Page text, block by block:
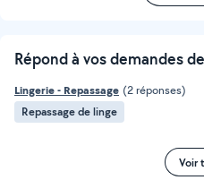
Répond à vos demandes de
Lingerie - Repassage (2 réponses)
Repassage de linge
Voir